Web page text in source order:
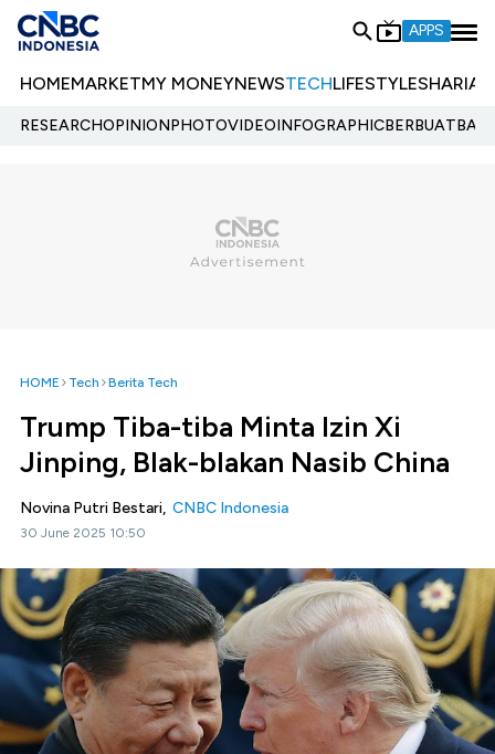
APPS
HOMEMARKETMY MONEYNEWSTECHLIFESTYLESHARIA
RESEARCHOPINIONPHOTOVIDEOINFOGRAPHIC
HOME Tech Berita Tech
Trump Tiba-tiba Minta Izin Xi
Jinping, Blak-blakan Nasib China
Novina Putri Bestari, CNBC Indonesia
30 June 2025 10:50